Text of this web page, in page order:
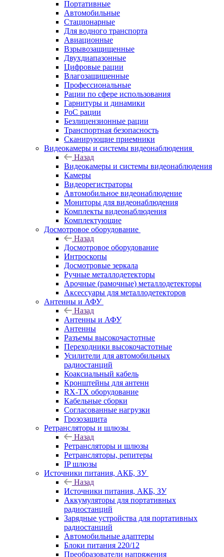
Портативные
Автомобильные
Стационарные
Для водного транспорта
Авиационные
Взрывозащищенные
Двухдиапазонные
Цифровые рации
Влагозащищенные
Профессиональные
Рации по сфере использования
Гарнитуры и динамики
PoC рации
Безлицензионные рации
Транспортная безопасность
Сканирующие приемники
Видеокамеры и системы видеонаблюдения
Назад
Видеокамеры и системы видеонаблюдения
Камеры
Видеорегистраторы
Автомобильное видеонаблюдение
Мониторы для видеонаблюдения
Комплекты видеонаблюдения
Комплектующие
Досмотровое оборудование
Назад
Досмотровое оборудование
Интроскопы
Досмотровые зеркала
Ручные металлодетекторы
Арочные (рамочные) металлодетекторы
Аксессуары для металлодетекторов
Антенны и АФУ
Назад
Антенны и АФУ
Антенны
Разъемы высокочастотные
Переходники высокочастотные
Усилители для автомобильных
радиостанций
Коаксиальный кабель
Кронштейны для антенн
RX-TX оборудование
Кабельные сборки
Согласованные нагрузки
Грозозащита
Ретрансляторы и шлюзы
Назад
Ретрансляторы и шлюзы
Ретрансляторы, репитеры
IP шлюзы
Источники питания, АКБ, ЗУ
Назад
Источники питания, АКБ, ЗУ
Аккумуляторы для портативных
радиостанций
Зарядные устройства для портативных
радиостанций
Автомобильные адаптеры
Блоки питания 220/12
Преобразователи напряжения